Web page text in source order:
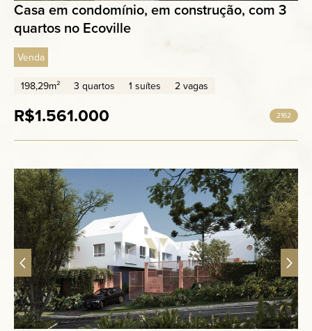
Casa em condomínio, em construção, com 3
quartos no Ecoville
Venda
198,29m² 3 quartos 1 suítes 2 vagas
R$1.561.000 2162